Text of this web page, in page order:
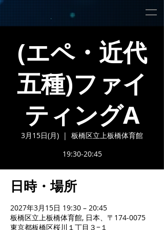
(エペ・近代
五種)ファイ
ティングA
3月15日(月)
  |
板橋区立上板橋体育館
19:30-20:45
日時・場所
2027年3月15日 19:30 – 20:45
板橋区立上板橋体育館, 日本、〒174-0075
東京都板橋区桜川１丁目３−１